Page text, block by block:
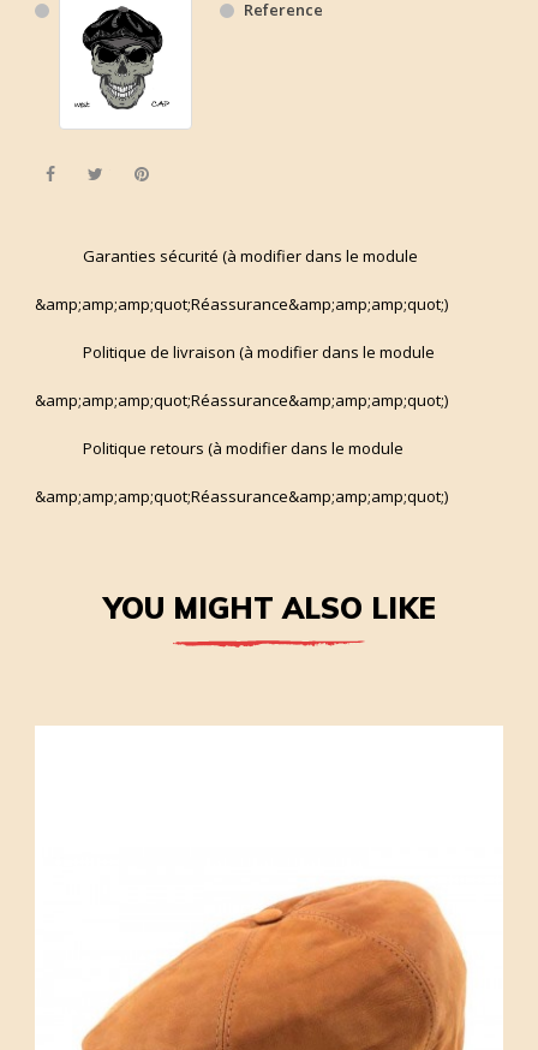
Reference
Share Tweet
Garanties sécurité (à modifier dans le module
&amp;amp;amp;quot;Réassurance&amp;amp;amp;quot;)
Politique de livraison (à modifier dans le module
&amp;amp;amp;quot;Réassurance&amp;amp;amp;quot;)
Politique retours (à modifier dans le module
&amp;amp;amp;quot;Réassurance&amp;amp;amp;quot;)
YOU MIGHT ALSO LIKE